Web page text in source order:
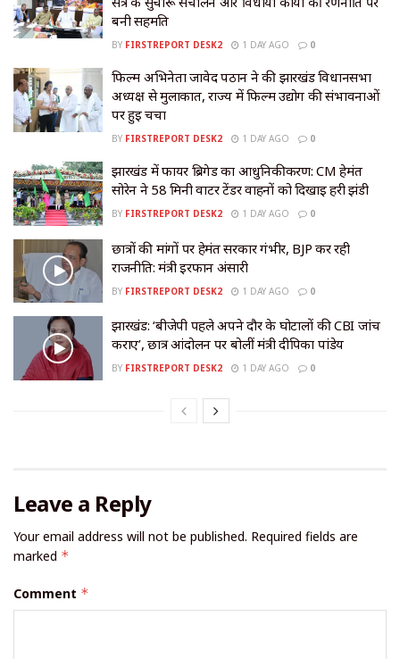
बनी सहमति
BY FIRSTREPORT DESK2 1 DAY AGO 0
फिल्म अभिनेता जावेद पठान ने की झारखंड विधानसभा
अध्यक्ष से मुलाकात, राज्य में फिल्म उद्योग की संभावनाओं
पर हुई चर्चा
BY FIRSTREPORT DESK2 1 DAY AGO 0
झारखंड में फायर ब्रिगेड का आधुनिकीकरण: CM हेमंत
सोरेन ने 58 मिनी वाटर टेंडर वाहनों को दिखाई हरी झंडी
BY FIRSTREPORT DESK2 1 DAY AGO 0
छात्रों की मांगों पर हेमंत सरकार गंभीर, BJP कर रही
राजनीति: मंत्री इरफान अंसारी
BY FIRSTREPORT DESK2 1 DAY AGO 0
झारखंड: ‘बीजेपी पहले अपने दौर के घोटालों की CBI जांच
कराए’, छात्र आंदोलन पर बोलीं मंत्री दीपिका पांडेय
BY FIRSTREPORT DESK2 1 DAY AGO 0
Leave a Reply
Your email address will not be published. Required fields are
marked *
Comment *